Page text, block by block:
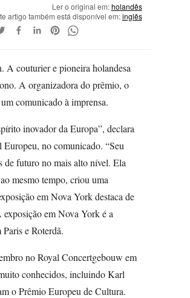
Ler o original em:holandês
artigo também está disponível em:inglês
A couturier e pioneira holandesa
A organizadora do prêmio, o
comunicado à imprensa.
inovador da Europa”, declara
no comunicado. “Seu
de futuro no mais alto nível. Ela
mesmo tempo, criou uma
em Nova York destaca de
em Nova York é a
Paris e Roterdã.
no Royal Concertgebouw em
conhecidos, incluindo Karl
o Prêmio Europeu de Cultura.